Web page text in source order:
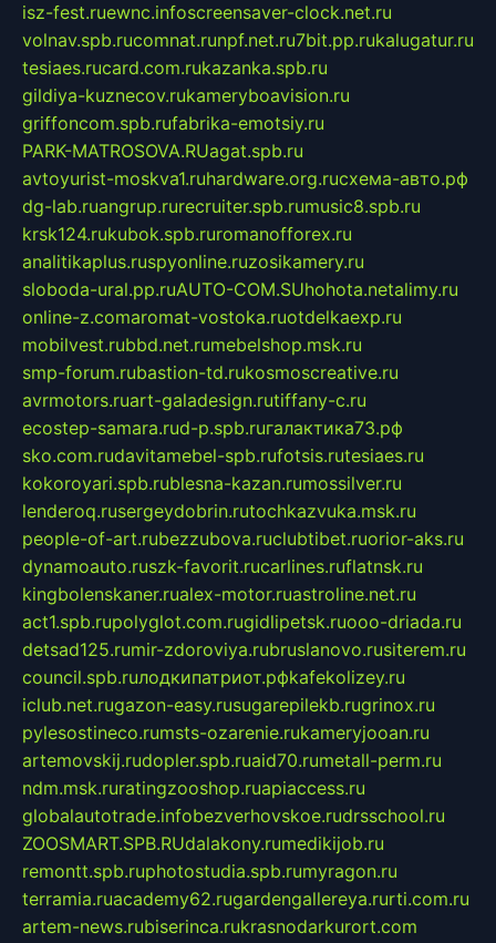
isz-fest.ruewnc.infoscreensaver-clock.net.ru
volnav.spb.rucomnat.runpf.net.ru7bit.pp.rukalugatur.ru
tesiaes.rucard.com.rukazanka.spb.ru
gildiya-kuznecov.rukameryboavision.ru
griffoncom.spb.rufabrika-emotsiy.ru
PARK-MATROSOVA.RUagat.spb.ru
avtoyurist-moskva1.ruhardware.org.ruсхема-авто.рф
dg-lab.ruangrup.rurecruiter.spb.rumusic8.spb.ru
krsk124.rukubok.spb.ruromanofforex.ru
analitikaplus.ruspyonline.ruzosikamery.ru
sloboda-ural.pp.ruAUTO-COM.SUhohota.netalimy.ru
online-z.comaromat-vostoka.ruotdelkaexp.ru
mobilvest.rubbd.net.rumebelshop.msk.ru
smp-forum.rubastion-td.rukosmoscreative.ru
avrmotors.ruart-galadesign.rutiffany-c.ru
ecostep-samara.rud-p.spb.ruгалактика73.рф
sko.com.rudavitamebel-spb.rufotsis.rutesiaes.ru
kokoroyari.spb.rublesna-kazan.rumossilver.ru
lenderoq.rusergeydobrin.rutochkazvuka.msk.ru
people-of-art.rubezzubova.ruclubtibet.ruorior-aks.ru
dynamoauto.ruszk-favorit.rucarlines.ruflatnsk.ru
kingbolenskaner.rualex-motor.ruastroline.net.ru
act1.spb.rupolyglot.com.rugidlipetsk.ruooo-driada.ru
detsad125.rumir-zdoroviya.rubruslanovo.rusiterem.ru
council.spb.ruлодкипатриот.рфkafekolizey.ru
iclub.net.rugazon-easy.rusugarepilekb.rugrinox.ru
pylesostineco.rumsts-ozarenie.rukameryjooan.ru
artemovskij.rudopler.spb.ruaid70.rumetall-perm.ru
ndm.msk.ruratingzooshop.ruapiaccess.ru
globalautotrade.infobezverhovskoe.rudrsschool.ru
ZOOSMART.SPB.RUdalakony.rumedikijob.ru
remontt.spb.ruphotostudia.spb.rumyragon.ru
terramia.ruacademy62.rugardengallereya.rurti.com.ru
artem-news.rubiserinca.rukrasnodarkurort.com